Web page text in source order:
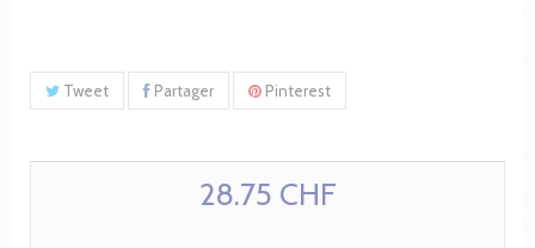
Tweet Partager Pinterest
28.75 CHF